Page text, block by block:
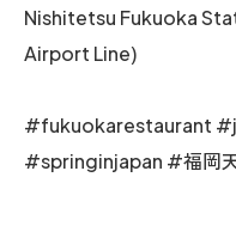
Nishitetsu Fukuoka
Airport Line)
#fukuokarestaurant
#springinjapan #福岡